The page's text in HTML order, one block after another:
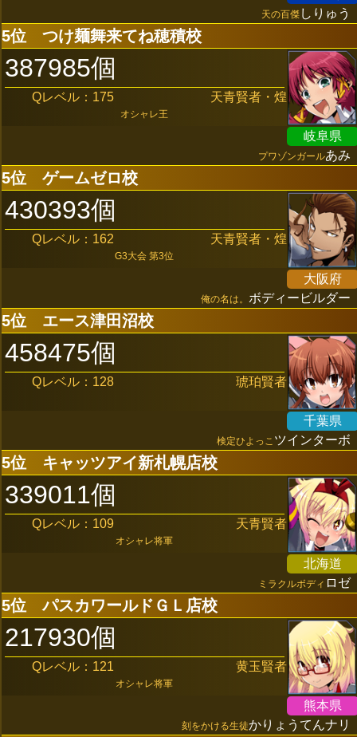
天の百傑 しりゅう
5位 つけ麺舞来てね穂積校
387985個
Qレベル：175 天青賢者・煌
オシャレ王
岐阜県
プワゾンガールあみ
5位 ゲームゼロ校
430393個
Qレベル：162 天青賢者・煌
G3大会 第3位
大阪府
俺の名は。 ボディービルダー
5位 エース津田沼校
458475個
Qレベル：128 琥珀賢者
千葉県
検定ひよっこ ツインターボ
5位 キャッツアイ新札幌店校
339011個
Qレベル：109 天青賢者
オシャレ将軍
北海道
ミラクルボディ ロゼ
5位 パスカワールドＧＬ店校
217930個
Qレベル：121 黄玉賢者
オシャレ将軍
熊本県
刻をかける生徒かりょうてんナリ